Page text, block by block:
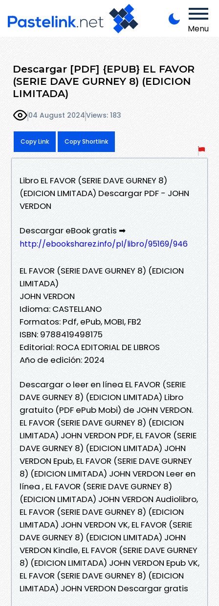
Menu
Descargar [PDF] {EPUB} EL FAVOR
(SERIE DAVE GURNEY 8) (EDICION
LIMITADA)
04 August 2024Views: 183
Copy Link Copy Shortlink
Libro EL FAVOR (SERIE DAVE GURNEY 8)
(EDICION LIMITADA) Descargar PDF - JOHN
VERDON
Descargar eBook gratis ➡
http://ebooksharez.info/pl/libro/95169/946
EL FAVOR (SERIE DAVE GURNEY 8) (EDICION
LIMITADA)
JOHN VERDON
Idioma: CASTELLANO
Formatos: Pdf, ePub, MOBI, FB2
ISBN: 9788419498175
Editorial: ROCA EDITORIAL DE LIBROS
Año de edición: 2024
Descargar o leer en línea EL FAVOR (SERIE
DAVE GURNEY 8) (EDICION LIMITADA) Libro
gratuito (PDF ePub Mobi) de JOHN VERDON.
EL FAVOR (SERIE DAVE GURNEY 8) (EDICION
LIMITADA) JOHN VERDON PDF, EL FAVOR (SERIE
DAVE GURNEY 8) (EDICION LIMITADA) JOHN
VERDON Epub, EL FAVOR (SERIE DAVE GURNEY
8) (EDICION LIMITADA) JOHN VERDON Leer en
línea , EL FAVOR (SERIE DAVE GURNEY 8)
(EDICION LIMITADA) JOHN VERDON Audiolibro,
EL FAVOR (SERIE DAVE GURNEY 8) (EDICION
LIMITADA) JOHN VERDON VK, EL FAVOR (SERIE
DAVE GURNEY 8) (EDICION LIMITADA) JOHN
VERDON Kindle, EL FAVOR (SERIE DAVE GURNEY
8) (EDICION LIMITADA) JOHN VERDON Epub VK,
EL FAVOR (SERIE DAVE GURNEY 8) (EDICION
LIMITADA) JOHN VERDON Descargar gratis